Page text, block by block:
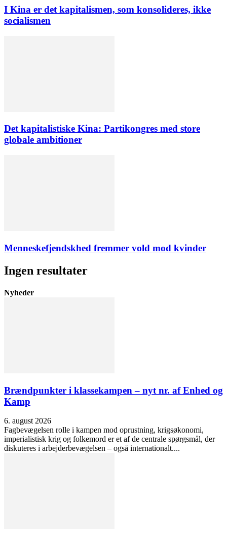
I Kina er det kapitalismen, som konsolideres, ikke
socialismen
Det kapitalistiske Kina: Partikongres med store
globale ambitioner
Menneskefjendskhed fremmer vold mod kvinder
Ingen resultater
Nyheder
Brændpunkter i klassekampen – nyt nr. af Enhed og
Kamp
6. august 2026
Fagbevægelsen rolle i kampen mod oprustning, krigsøkonomi,
imperialistisk krig og folkemord er et af de centrale spørgsmål, der
diskuteres i arbejderbevægelsen – også internationalt....